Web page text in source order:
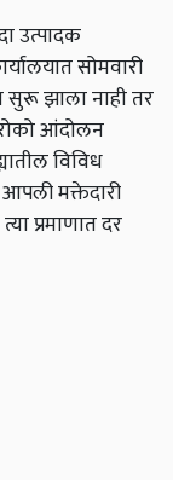
उत्पादक
सोमवारी
सुरू झाला नाही तर
आंदोलन
विविध
आपली मक्तेदारी
प्रमाणात दर